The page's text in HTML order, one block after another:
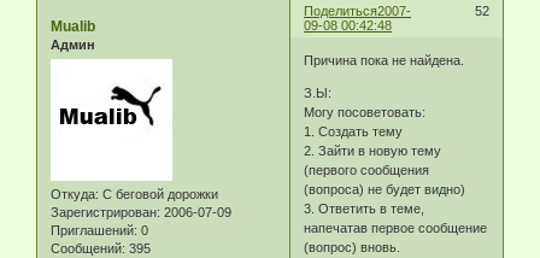
Поделиться 52
2007-
09-08 00:42:48
Mualib
Админ
Откуда: С беговой дорожки
Зарегистрирован: 2006-07-09
Приглашений: 0
Сообщений: 395
Причина пока не найдена.
З.Ы:
Могу посоветовать:
1. Создать тему
2. Зайти в новую тему
(первого сообщения
(вопроса) не будет видно)
3. Ответить в теме,
напечатав первое сообщение
(вопрос) вновь.